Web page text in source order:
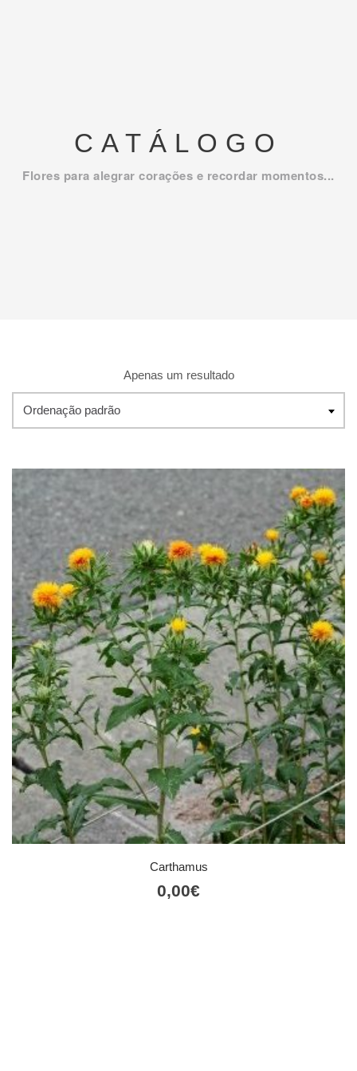
CATÁLOGO
Flores para alegrar corações e recordar momentos...
Apenas um resultado
Ordenação padrão
Carthamus
0,00€